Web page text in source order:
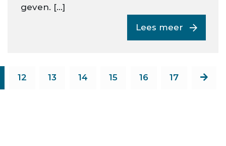
geven. […]
Lees meer
12 13 14 15 16 17